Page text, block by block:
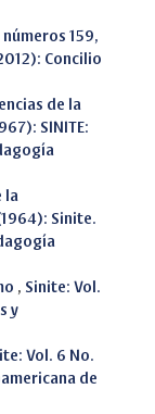
159,
Concilio
de la
SINITE:
la
Sinite.
, Sinite: Vol.
y
Vol. 6 No.
de